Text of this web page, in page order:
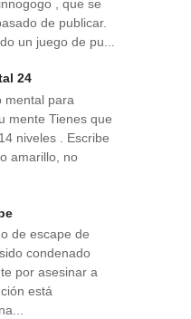
, que se
de publicar.
un juego de pu...
24
mental para
mente Tienes que
niveles . Escribe
amarillo, no
de escape de
condenado
por asesinar a
está